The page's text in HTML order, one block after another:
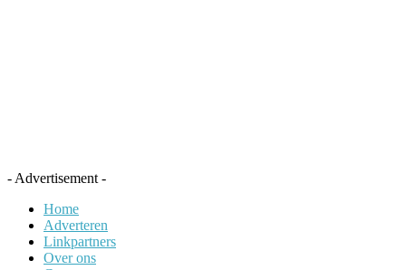
- Advertisement -
Home
Adverteren
Linkpartners
Over ons